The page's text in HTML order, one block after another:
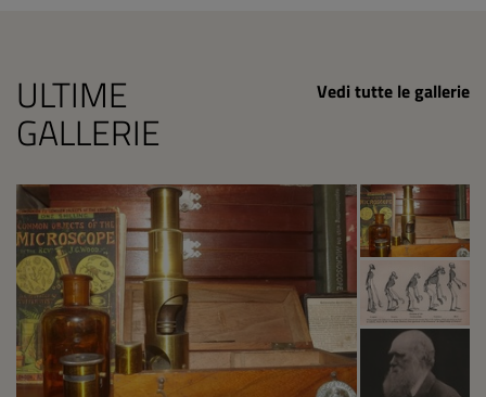
ULTIME
GALLERIE
Vedi tutte le gallerie